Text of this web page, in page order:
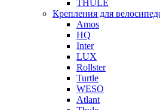
THULE
Крепления для
Amos
HQ
Inter
LUX
Rollster
Turtle
WESO
Atlant